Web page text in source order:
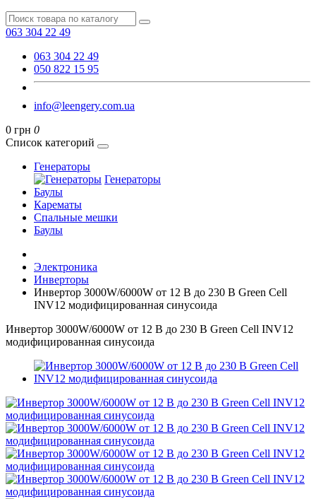
063 304 22 49
063 304 22 49
050 822 15 95
info@leengery.com.ua
0 грн 0
Список категорий
Генераторы
Генераторы
Баулы
Карематы
Спальные мешки
Баулы
Электроника
Инверторы
Инвертор 3000W/6000W от 12 В до 230 В Green Cell
INV12 модифицированная синусоида
Инвертор 3000W/6000W от 12 В до 230 В Green Cell INV12
модифицированная синусоида